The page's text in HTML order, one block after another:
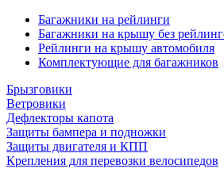
Багажники на рейлинги
Багажники на крышу без
Рейлинги на крышу автомобиля
Комплектующие для багажников
Брызговики
Ветровики
Дефлекторы капота
Защиты бампера и подножки
Защиты двигателя и КПП
Крепления для перевозки велосипедов